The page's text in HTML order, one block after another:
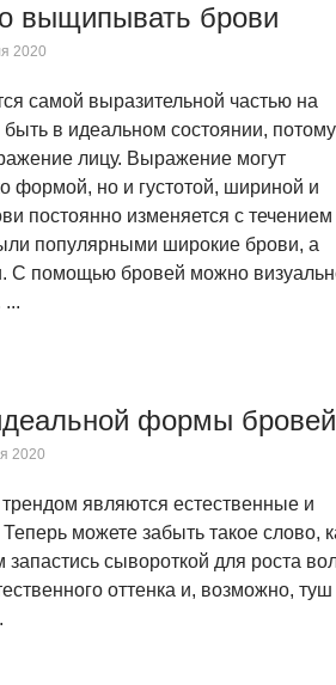
выщипывать брови
2020
самой выразительной частью на
в идеальном состоянии, потому
лицу. Выражение могут
формой, но и густотой, шириной и
постоянно изменяется с течением
популярными широкие брови, а
С помощью бровей можно
...
формы
2020
являются естественные и
можете забыть такое слово,
запастись сывороткой для роста
оттенка и, возможно, туш